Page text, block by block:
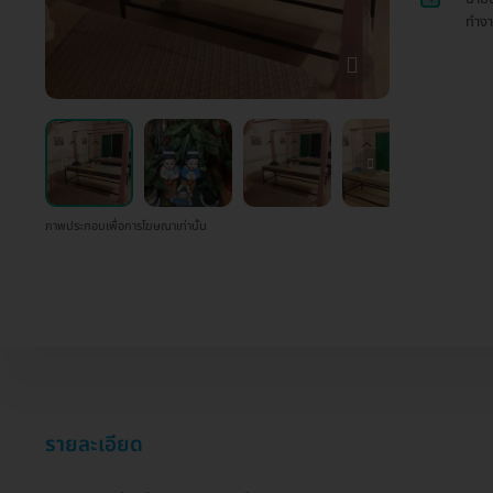
ภาพประกอบเพื่อการโฆษณาเท่านั้น
ทำง
รายละเอียด